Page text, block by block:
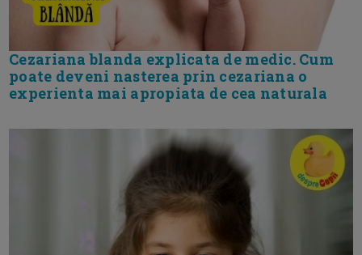
Cezariana blanda explicata de medic. Cum
poate deveni nasterea prin cezariana o
experienta mai apropiata de cea naturala